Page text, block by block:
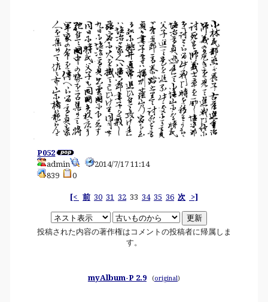
P052
admin
2014/7/17 11:14
839
0
[< 前 30 31 32 33 34 35 36 次 >]
投稿された内容の著作権はコメントの投稿者に帰属しま
す。
myAlbum-P 2.9 (original)